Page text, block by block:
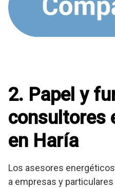
2. Papel y
consultores
en Haría
Los asesores
a empresas y